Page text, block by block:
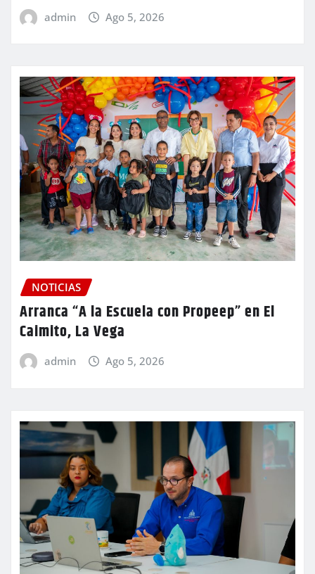
admin Ago 5, 2026
NOTICIAS
Arranca “A la Escuela con Propeep” en El
Caimito, La Vega
admin Ago 5, 2026